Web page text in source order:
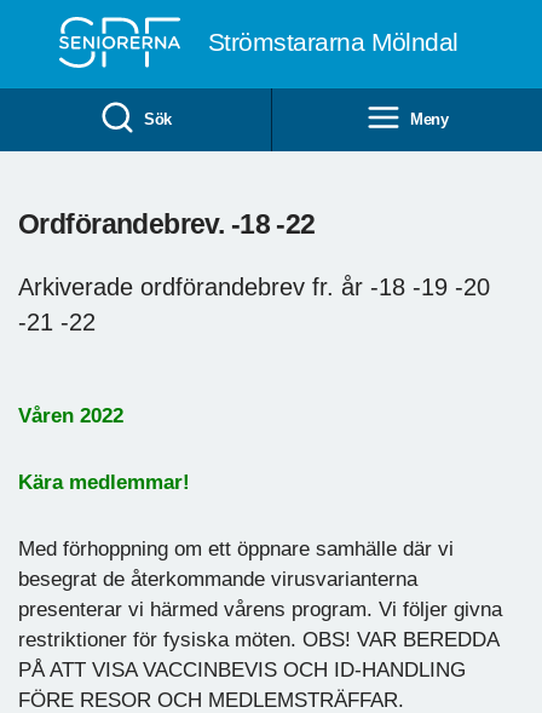
Strömstararna Mölndal
Sök Meny
Ordförandebrev. -18 -22
Arkiverade ordförandebrev fr. år -18 -19 -20
-21 -22
Våren 2022
Kära medlemmar!
Med förhoppning om ett öppnare samhälle där vi
besegrat de återkommande virusvarianterna
presenterar vi härmed vårens program. Vi följer givna
restriktioner för fysiska möten. OBS! VAR BEREDDA
PÅ ATT VISA VACCINBEVIS OCH ID-HANDLING
FÖRE RESOR OCH MEDLEMSTRÄFFAR.